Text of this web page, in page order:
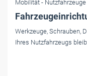
Mobilität - Nutzfahrzeuge
Werkzeuge, Schrauben,
Ihres Nutzfahrzeugs